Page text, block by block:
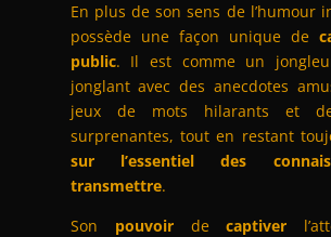
En plus de son sens de l’humour
possède une façon unique de
public. Il est comme un
jonglant avec des anecdotes
jeux de mots hilarants et
surprenantes, tout en restant
sur l’essentiel des
transmettre.
Son pouvoir decaptiver